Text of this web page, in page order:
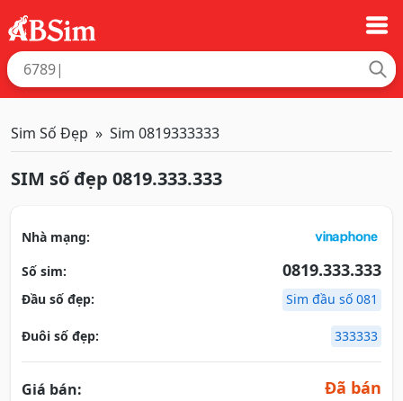
Sim Số Đẹp Sim 0819333333
SIM số đẹp 0819.333.333
Nhà mạng:
Số sim:
0819.333.333
Đầu số đẹp: Sim đầu số 081
Đuôi số đẹp: 333333
Giá bán: Đã bán